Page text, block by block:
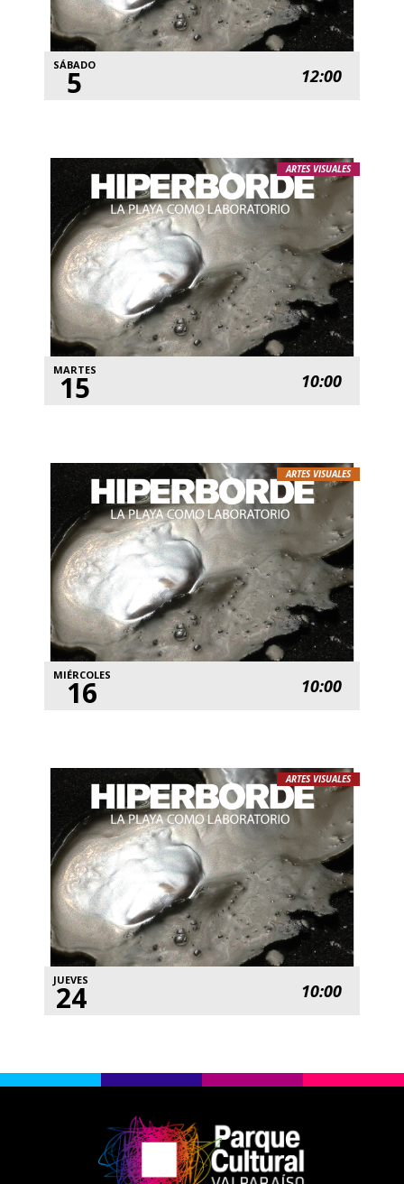
SÁBADO
5 12:00
ARTES VISUALES
MARTES
15 10:00
ARTES VISUALES
MIÉRCOLES
16 10:00
ARTES VISUALES
JUEVES
24 10:00